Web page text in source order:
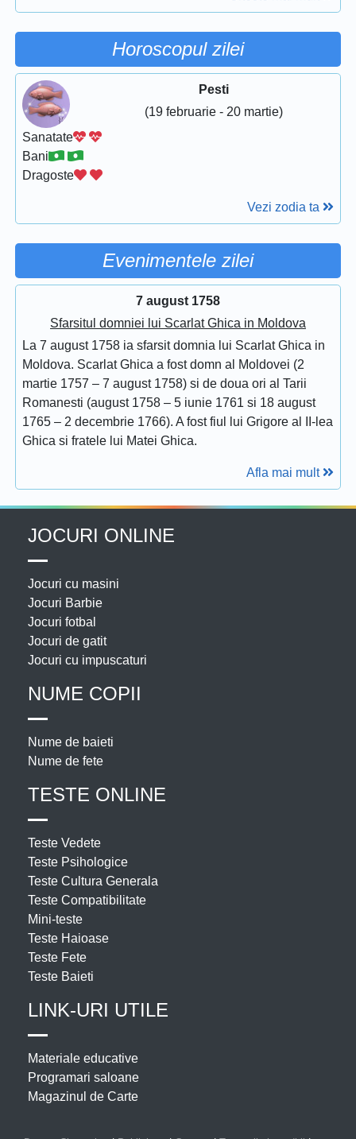
Horoscopul zilei
Pesti
(19 februarie - 20 martie)
Sanatate
Bani
Dragoste
Vezi zodia ta
Evenimentele zilei
7 august 1758
Sfarsitul domniei lui Scarlat Ghica in Moldova
La 7 august 1758 ia sfarsit domnia lui Scarlat Ghica in
Moldova. Scarlat Ghica a fost domn al Moldovei (2
martie 1757 – 7 august 1758) si de doua ori al Tarii
Romanesti (august 1758 – 5 iunie 1761 si 18 august
1765 – 2 decembrie 1766). A fost fiul lui Grigore al II-lea
Ghica si fratele lui Matei Ghica.
Afla mai mult
JOCURI ONLINE
Jocuri cu masini
Jocuri Barbie
Jocuri fotbal
Jocuri de gatit
Jocuri cu impuscaturi
NUME COPII
Nume de baieti
Nume de fete
TESTE ONLINE
Teste Vedete
Teste Psihologice
Teste Cultura Generala
Teste Compatibilitate
Mini-teste
Teste Haioase
Teste Fete
Teste Baieti
LINK-URI UTILE
Materiale educative
Programari saloane
Magazinul de Carte